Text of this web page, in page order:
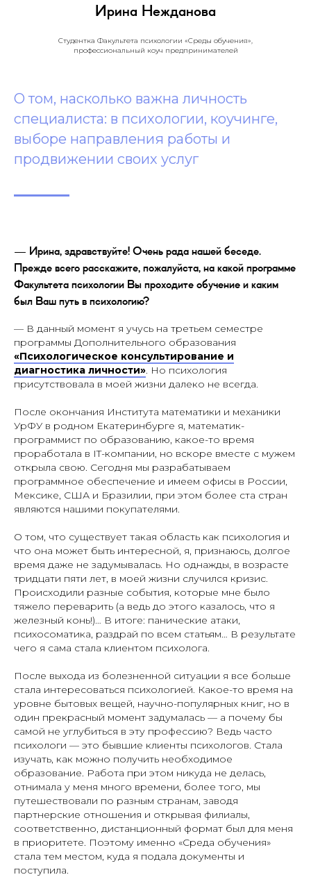
Ирина Нежданова
Студентка Факультета психологии «Среды обучения»,
профессиональный коуч предпринимателей
О том, насколько важна личность
специалиста: в психологии, коучинге,
выборе направления работы и
продвижении своих услуг
— Ирина, здравствуйте! Очень рада нашей беседе.
Прежде всего расскажите, пожалуйста, на какой программе
Факультета психологии Вы проходите обучение и каким
был Ваш путь в психологию?
— В данный момент я учусь на третьем семестре
программы Дополнительного образования
«Психологическое консультирование и
диагностика личности». Но психология
присутствовала в моей жизни далеко не всегда.
После окончания Института математики и механики
УрФУ в родном Екатеринбурге я, математик-
программист по образованию, какое-то время
проработала в IT-компании, но вскоре вместе с мужем
открыла свою. Сегодня мы разрабатываем
программное обеспечение и имеем офисы в России,
Мексике, США и Бразилии, при этом более ста стран
являются нашими покупателями.
О том, что существует такая область как психология и
что она может быть интересной, я, признаюсь, долгое
время даже не задумывалась. Но однажды, в возрасте
тридцати пяти лет, в моей жизни случился кризис.
Происходили разные события, которые мне было
тяжело переварить (а ведь до этого казалось, что я
железный конь!)… В итоге: панические атаки,
психосоматика, раздрай по всем статьям… В результате
чего я сама стала клиентом психолога.
После выхода из болезненной ситуации я все больше
стала интересоваться психологией. Какое-то время на
уровне бытовых вещей, научно-популярных книг, но в
один прекрасный момент задумалась — а почему бы
самой не углубиться в эту профессию? Ведь часто
психологи — это бывшие клиенты психологов. Стала
изучать, как можно получить необходимое
образование. Работа при этом никуда не делась,
отнимала у меня много времени, более того, мы
путешествовали по разным странам, заводя
партнерские отношения и открывая филиалы,
соответственно, дистанционный формат был для меня
в приоритете. Поэтому именно «Среда обучения»
стала тем местом, куда я подала документы и
поступила.